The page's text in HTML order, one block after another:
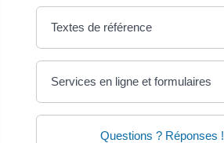
Textes de référence
Services en ligne et formulaires
Questions ? Réponses !